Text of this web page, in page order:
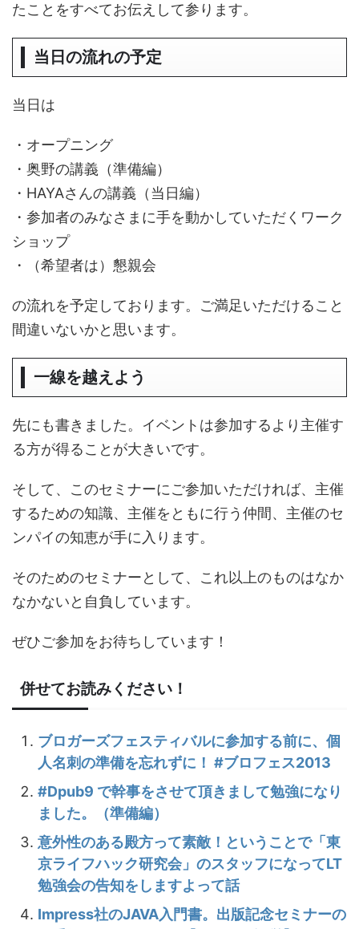
たことをすべてお伝えして参ります。
当日の流れの予定
当日は
・オープニング
・奥野の講義（準備編）
・HAYAさんの講義（当日編）
・参加者のみなさまに手を動かしていただくワーク
ショップ
・（希望者は）懇親会
の流れを予定しております。ご満足いただけること
間違いないかと思います。
一線を越えよう
先にも書きました。イベントは参加するより主催す
る方が得ることが大きいです。
そして、このセミナーにご参加いただければ、主催
するための知識、主催をともに行う仲間、主催のセ
ンパイの知恵が手に入ります。
そのためのセミナーとして、これ以上のものはなか
なかないと自負しています。
ぜひご参加をお待ちしています！
併せてお読みください！
ブロガーズフェスティバルに参加する前に、個
人名刺の準備を忘れずに！ #ブロフェス2013
#Dpub9 で幹事をさせて頂きまして勉強になり
ました。（準備編）
意外性のある殿方って素敵！ということで「東
京ライフハック研究会」のスタッフになってLT
勉強会の告知をしますよって話
Impress社のJAVA入門書。出版記念セミナーの